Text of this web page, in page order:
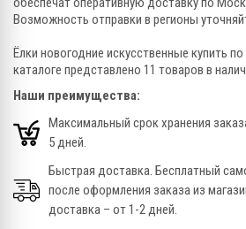
Возможность отправки в регионы
Ёлки новогодние искусственные купить
каталоге представлено 11 товаров в
Наши преимущества:
Максимальный срок хранения
5 дней.
Быстрая доставка. Бесплатный
после оформления заказа из
доставка – от 1-2 дней.